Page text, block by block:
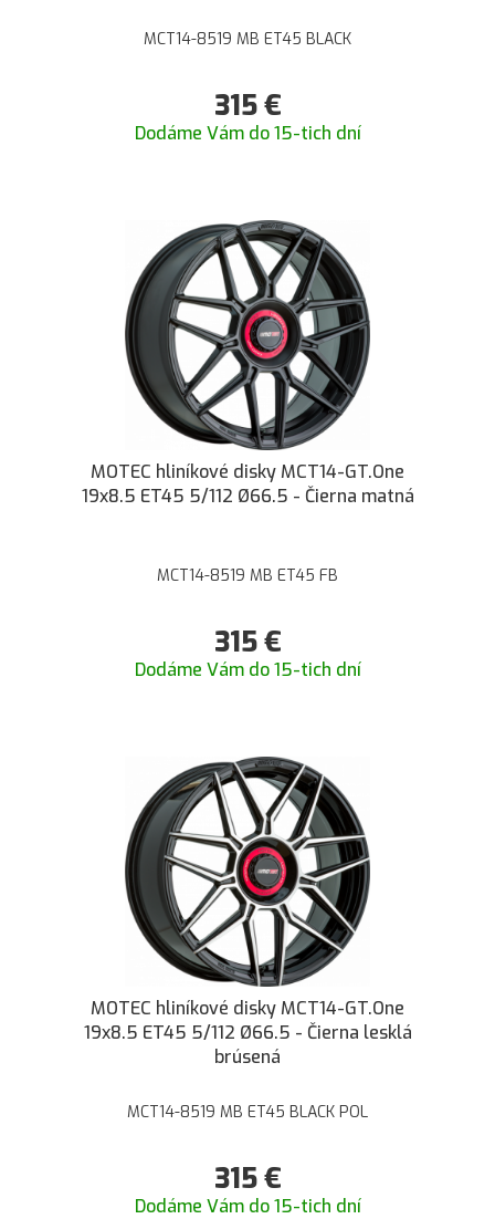
MCT14-8519 MB ET45 BLACK
315€
Dodáme Vám do 15-tich dní
MOTEC hliníkové disky MCT14-GT.One
19x8.5 ET45 5/112 Ø66.5 - Čierna matná
MCT14-8519 MB ET45 FB
315€
Dodáme Vám do 15-tich dní
MOTEC hliníkové disky MCT14-GT.One
19x8.5 ET45 5/112 Ø66.5 - Čierna lesklá
brúsená
MCT14-8519 MB ET45 BLACK POL
315€
Dodáme Vám do 15-tich dní